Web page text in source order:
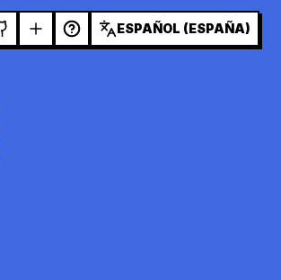
ESPAÑOL (ESPAÑA)